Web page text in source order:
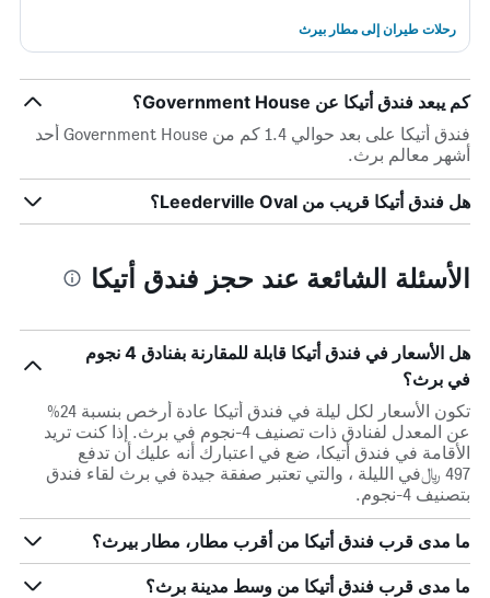
رحلات طيران إلى مطار بيرث
كم يبعد فندق أتيكا عن Government House؟
فندق أتيكا على بعد حوالي 1.4 كم من Government House أحد
أشهر معالم برث.
هل فندق أتيكا قريب من Leederville Oval؟
الأسئلة الشائعة عند حجز فندق أتيكا
هل الأسعار في فندق أتيكا قابلة للمقارنة بفنادق 4 نجوم
في برث؟
تكون الأسعار لكل ليلة في فندق أتيكا عادة أرخص بنسبة 24%
عن المعدل لفنادق ذات تصنيف 4-نجوم في برث. إذا كنت تريد
الأقامة في فندق أتيكا، ضع في اعتبارك أنه عليك أن تدفع
497 ﷼في الليلة ، والتي تعتبر صفقة جيدة في برث لقاء فندق
بتصنيف 4-نجوم.
ما مدى قرب فندق أتيكا من أقرب مطار، مطار بيرث؟
ما مدى قرب فندق أتيكا من وسط مدينة برث؟